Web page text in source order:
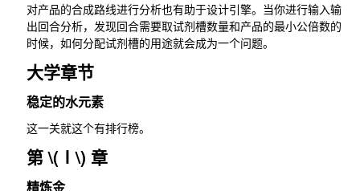
对产品的合成路线进行分析也有助于设计引擎。当你进行输入输
出回合分析，发现回合需要取试剂槽数量和产品的最小公倍数的
时候，如何分配试剂槽的用途就会成为一个问题。
大学章节
稳定的水元素
这一关就这个有排行榜。
第\(Ⅰ\) 章
精炼金